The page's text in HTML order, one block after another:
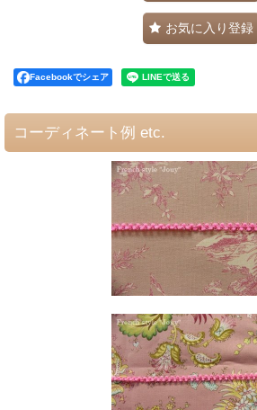
お気に入り登録
Facebookでシェア
コーディネート例 etc.